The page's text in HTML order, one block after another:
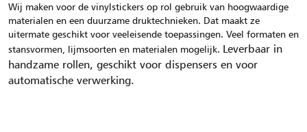
Wij maken voor de vinylstickers op rol gebruik van hoogwaardige
materialen en een duurzame druktechnieken. Dat maakt ze
uitermate geschikt voor veeleisende toepassingen. Veel formaten en
stansvormen, lijmsoorten en materialen mogelijk. Leverbaar in
handzame rollen, geschikt voor dispensers en voor
automatische verwerking.